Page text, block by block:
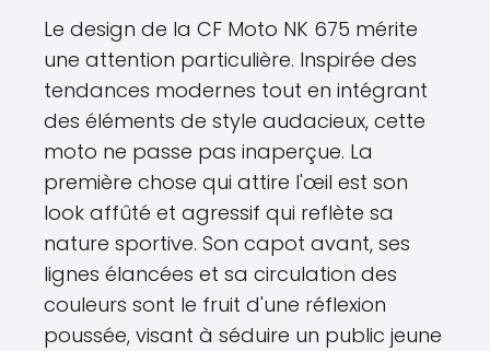
Le design de la CF Moto NK 675 mérite
une attention particulière. Inspirée des
tendances modernes tout en intégrant
des éléments de style audacieux, cette
moto ne passe pas inaperçue. La
première chose qui attire l'œil est son
look affûté et agressif qui reflète sa
nature sportive. Son capot avant, ses
lignes élancées et sa circulation des
couleurs sont le fruit d'une réflexion
poussée, visant à séduire un public jeune